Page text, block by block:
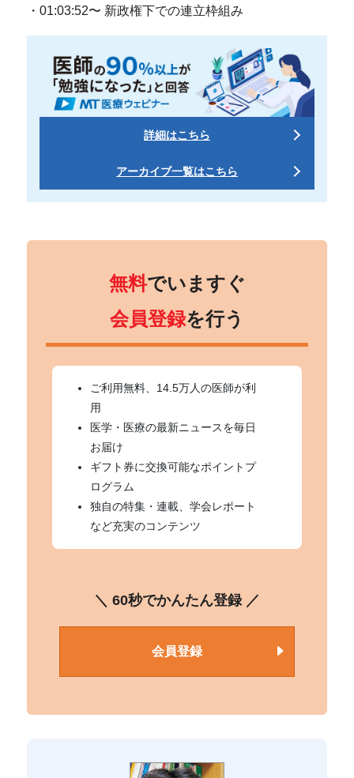
・01:03:52〜 新政権下での連立枠組み
詳細はこちら
アーカイブ一覧はこちら
無料でいますぐ
会員登録を行う
ご利用無料、14.5万人の医師が利
用
医学・医療の最新ニュースを毎日
お届け
ギフト券に交換可能なポイントプ
ログラム
独自の特集・連載、学会レポート
など充実のコンテンツ
＼ 60秒でかんたん登録 ／
会員登録